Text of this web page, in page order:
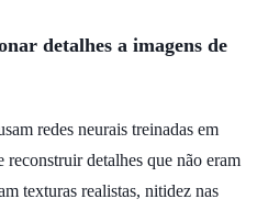
detalhes a imagens de
redes neurais treinadas em
detalhes que não eram
texturas realistas, nitidez nas